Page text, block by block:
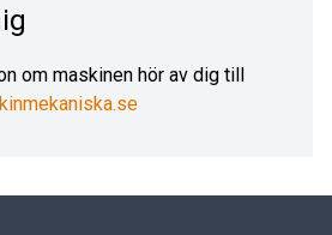
om maskinen hör av dig till